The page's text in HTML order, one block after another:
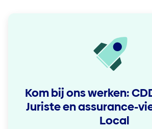
Kom bij ons werken:
Juriste en assurance-
Local